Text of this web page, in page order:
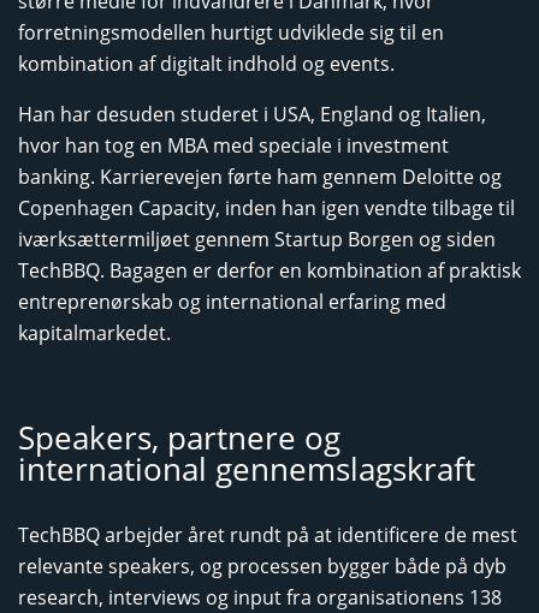
forretningsmodellen hurtigt udviklede sig til en
kombination af digitalt indhold og events.
Han har desuden studeret i USA, England og Italien,
hvor han tog en MBA med speciale i investment
banking. Karrierevejen førte ham gennem Deloitte og
Copenhagen Capacity, inden han igen vendte tilbage til
iværksættermiljøet gennem Startup Borgen og siden
TechBBQ. Bagagen er derfor en kombination af praktisk
entreprenørskab og international erfaring med
kapitalmarkedet.
Speakers, partnere og
international gennemslagskraft
TechBBQ arbejder året rundt på at identificere de mest
relevante speakers, og processen bygger både på dyb
research, interviews og input fra organisationens 138